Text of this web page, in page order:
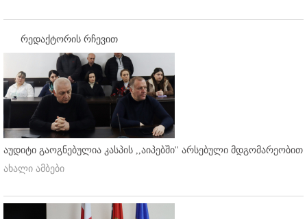
რედაქტორის რჩევით
აუდიტი გაოგნებულია კასპის ,,აიპებში'' არსებული მდგომარეობით
ახალი ამბები